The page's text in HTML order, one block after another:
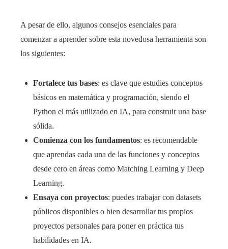
A pesar de ello, algunos consejos esenciales para
comenzar a aprender sobre esta novedosa herramienta son
los siguientes:
Fortalece tus bases: es clave que estudies conceptos
básicos en matemática y programación, siendo el
Python el más utilizado en IA, para construir una base
sólida.
Comienza con los fundamentos: es recomendable
que aprendas cada una de las funciones y conceptos
desde cero en áreas como Matching Learning y Deep
Learning.
Ensaya con proyectos: puedes trabajar con datasets
públicos disponibles o bien desarrollar tus propios
proyectos personales para poner en práctica tus
habilidades en IA.